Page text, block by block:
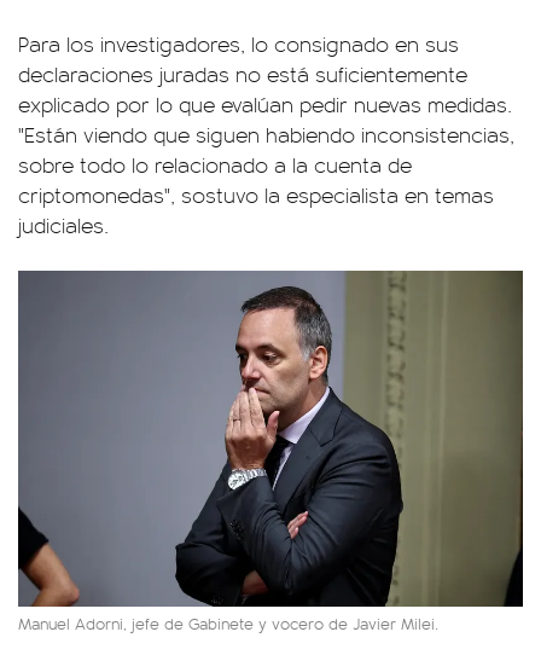
Para los investigadores, lo consignado en sus
declaraciones juradas no está suficientemente
explicado por lo que evalúan pedir nuevas medidas.
"Están viendo que siguen habiendo inconsistencias,
sobre todo lo relacionado a la cuenta de
criptomonedas", sostuvo la especialista en temas
judiciales.
Manuel Adorni, jefe de Gabinete y vocero de Javier Milei.